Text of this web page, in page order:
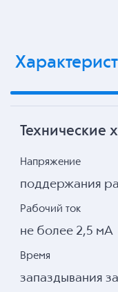
Технические
Напряжение
поддержания
Рабочий ток
не более 2,5 мА
Время
запаздывания